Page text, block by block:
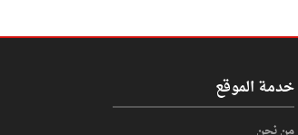
خدمة الموقع